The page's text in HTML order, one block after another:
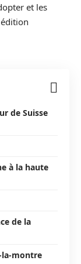
et les
de Suisse
à la haute
de la
la-montre